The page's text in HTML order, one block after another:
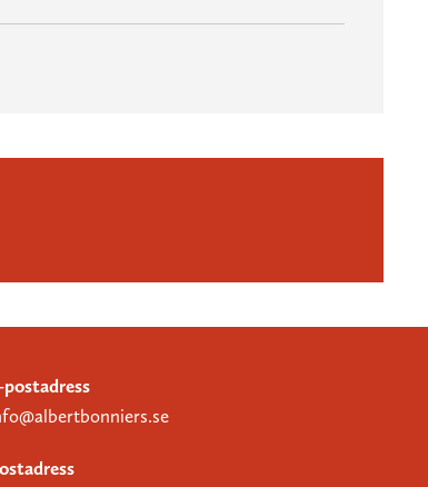
postadress